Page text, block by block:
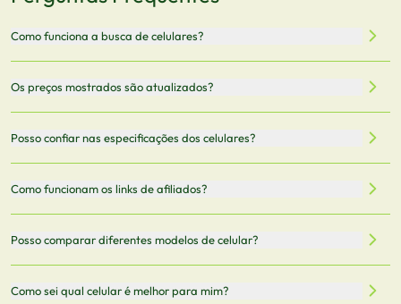
Como funciona a busca de celulares?
armazenamento, memória RAM, bateria e conectividade
5G.
Os preços mostrados são atualizados?
vendedor antes de finalizar sua compra.
Posso confiar nas especificações dos celulares?
informações mais recentes de cada modelo.
Como funcionam os links de afiliados?
comissão sem custo adicional para você.
Posso comparar diferentes modelos de celular?
Sim! Você pode selecionar até 3 celulares para comparar
Como sei qual celular é melhor para mim?